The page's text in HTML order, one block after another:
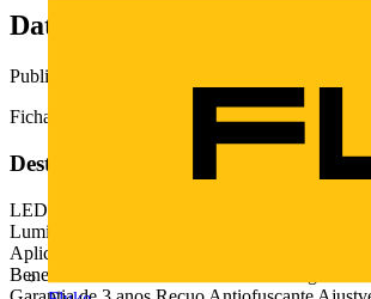
Data Sheet LEDVANCE
Publicado: 30 de maio de 2018
Ficha técnica de produto.
Deste documento
LEDVANCE SPOTLIGHT 10W 100-240V
Luminria de embutir tipo spot para destaque de
Aplicao Escritrios Lojas Hotis Shoppings
Benefcios At 90% de economia de energia Vida